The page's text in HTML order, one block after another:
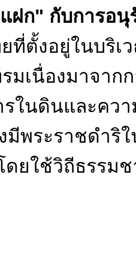
ฝก" กับการอ
ที่ตั้งอยู่ในบริ
มเนื่องมาจาก
รในดินและคว
มีพระราชดำริ
ยใช้วิถีธรรม